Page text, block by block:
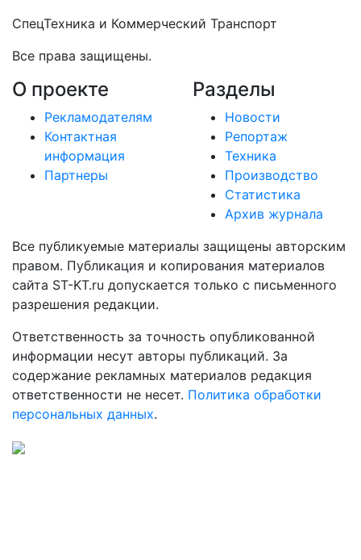
СпецТехника и Коммерческий Транспорт
Все права защищены.
О проекте
Рекламодателям
Контактная
информация
Партнеры
Разделы
Новости
Репортаж
Техника
Производство
Статистика
Архив журнала
Все публикуемые материалы защищены авторским
правом. Публикация и копирования материалов
сайта ST-KT.ru допускается только с письменного
разрешения редакции.
Ответственность за точность опубликованной
информации несут авторы публикаций. За
содержание рекламных материалов редакция
ответственности не несет. Политика обработки
персональных данных.